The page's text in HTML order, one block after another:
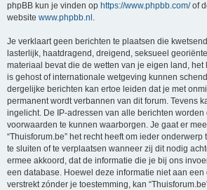
phpBB kun je vinden op https://www.phpbb.com/of
website www.phpbb.nl .
Je verklaart geen berichten te plaatsen die
lasterlijk, haatdragend, dreigend, seksueel
materiaal bevat die de wetten van je eigen land, het
is gehost of internationale wetgeving kunnen
dergelijke berichten kan ertoe leiden dat je met
permanent wordt verbannen van dit forum. Tevens
ingelicht. De IP-adressen van alle berichten
voorwaarden te kunnen waarborgen. Je gaat er
“Thuisforum.be” het recht heeft om ieder
te sluiten of te verplaatsen wanneer zij dit nodig
ermee akkoord, dat de informatie die je bij ons
een database. Hoewel deze informatie niet aan
verstrekt zónder je toestemming, kan